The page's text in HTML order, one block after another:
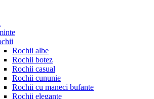
Rochii albe
Rochii botez
Rochii casual
Rochii cununie
Rochii cu maneci bufante
Rochii elegante